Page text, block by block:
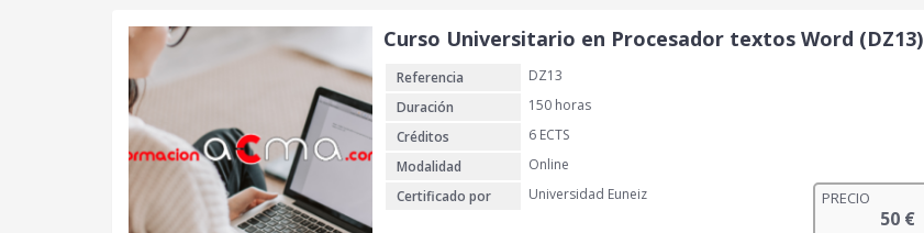
Curso Universitario en Procesador textos Word (DZ13)
Referencia
DZ13
Duración
150 horas
Créditos
6 ECTS
Modalidad
Online
Certificado por
Universidad Euneiz PRECIO
50 €